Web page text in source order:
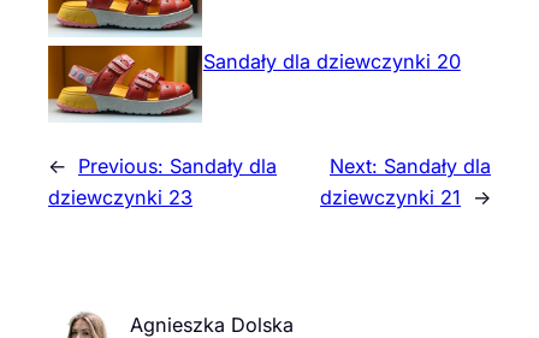
Sandały dla dziewczynki 20
← Previous: Sandały dla
dziewczynki 23
Next: Sandały dla
dziewczynki 21
→
Agnieszka Dolska